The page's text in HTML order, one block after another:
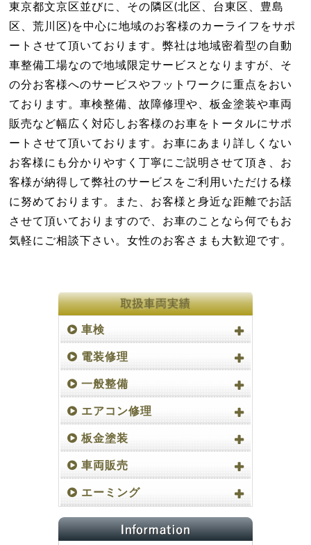
東京都文京区並びに、その隣区(北区、台東区、豊島
区、荒川区)を中心に地域のお客様のカーライフをサポ
ートさせて頂いております。弊社は地域密着型の自動
車整備工場なので地域限定サービスとなりますが、そ
の分お客様へのサービスやフットワークに重点をおい
ております。車検整備、故障修理や、板金塗装や車両
販売など幅広く対応しお客様のお車をトータルにサポ
ートさせて頂いております。お車にあまり詳しくない
お客様にも分かりやすく丁寧にご説明させて頂き、お
客様が納得して弊社のサービスをご利用いただける様
に努めております。また、お客様と身近な距離でお話
させて頂いておりますので、お車のことなら何でもお
気軽にご相談下さい。女性のお客さまも大歓迎です。
車検
電装修理
一般整備
エアコン修理
板金塗装
車両販売
エーミング